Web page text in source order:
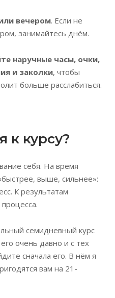
вечером. Если не
занимайтесь днём.
наручные часы, очки,
и заколки, чтобы
больше расслабиться.
к курсу?
себя. На время
выше, сильнее»:
К результатам
семидневный курс
очень давно и с тех
сначала его. В нём я
вам на 21-